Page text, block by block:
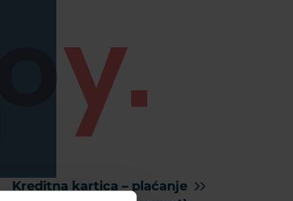
Kreditna kartica – plaćanje